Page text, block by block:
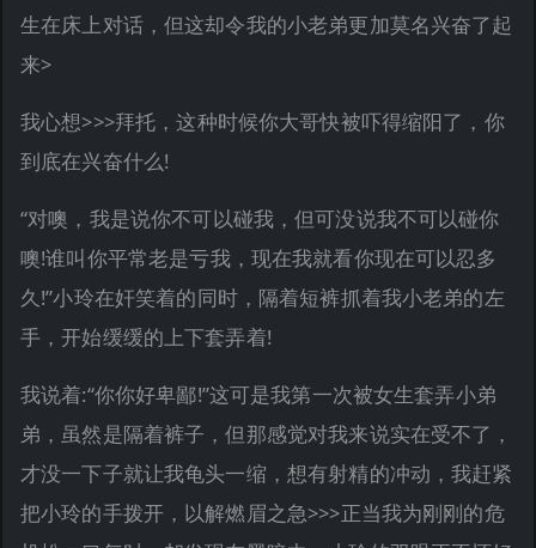
生在床上对话，但这却令我的小老弟更加莫名兴奋了起
来>
我心想>>>拜托，这种时候你大哥快被吓得缩阳了，你
到底在兴奋什么!
“对噢，我是说你不可以碰我，但可没说我不可以碰你
噢!谁叫你平常老是亏我，现在我就看你现在可以忍多
久!”小玲在奸笑着的同时，隔着短裤抓着我小老弟的左
手，开始缓缓的上下套弄着!
我说着:“你你好卑鄙!”这可是我第一次被女生套弄小弟
弟，虽然是隔着裤子，但那感觉对我来说实在受不了，
才没一下子就让我龟头一缩，想有射精的冲动，我赶紧
把小玲的手拨开，以解燃眉之急>>>正当我为刚刚的危